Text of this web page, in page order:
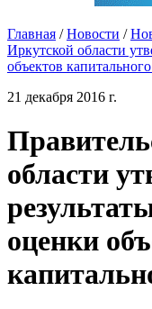
Главная / Новости /
Иркутской области
объектов
21 декабря 2016 г.
области
оценки